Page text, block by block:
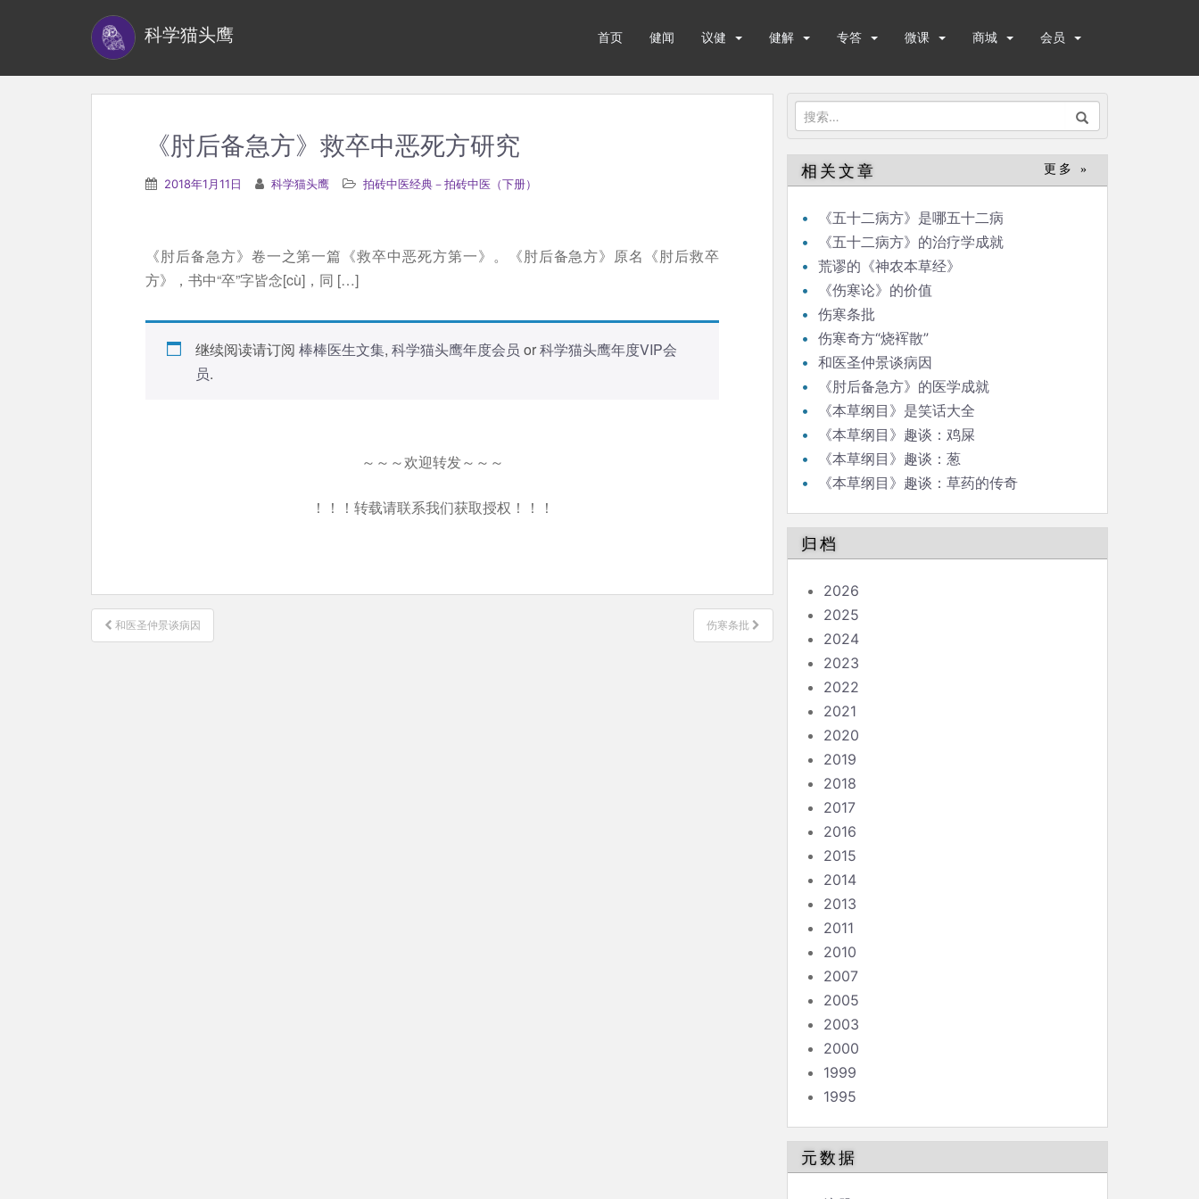
科学猫头鹰 首页 健闻 议健 健解 专答 微课 商城 会员
搜
索：
《肘后备急方》救卒中恶死方研究
2018年1月11日 科学猫头鹰 拍砖中医经典－拍砖中医（下册）
《肘后备急方》卷一之第一篇《救卒中恶死方第一》。《肘后备急方》原名《肘后救卒
方》，书中“卒”字皆念[cù]，同 […]
继续阅读请订阅 棒棒医生文集, 科学猫头鹰年度会员 or科学猫头鹰年度VIP会
员.
～～～欢迎转发～～～
！！！转载请联系我们获取授权！！！
文
章
和医圣仲景谈病因 伤寒条批
相关文章 更多 »
《五十二病方》是哪五十二病
《五十二病方》的治疗学成就
荒谬的《神农本草经》
《伤寒论》的价值
伤寒条批
伤寒奇方“烧裈散”
和医圣仲景谈病因
《肘后备急方》的医学成就
《本草纲目》是笑话大全
《本草纲目》趣谈：鸡屎
《本草纲目》趣谈：葱
《本草纲目》趣谈：草药的传奇
归档
2026
2025
2024
2023
2022
2021
2020
2019
2018
2017
2016
2015
2014
2013
2011
2010
2007
2005
2003
2000
1999
1995
元数据